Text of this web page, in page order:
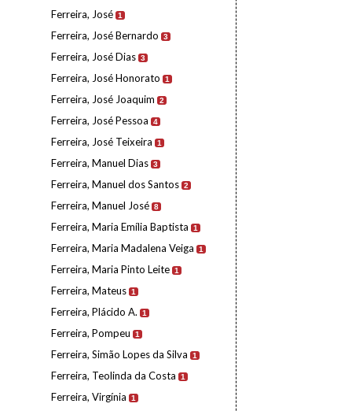
Ferreira, José 1
Ferreira, José Bernardo 3
Ferreira, José Dias 3
Ferreira, José Honorato 1
Ferreira, José Joaquim 2
Ferreira, José Pessoa 4
Ferreira, José Teixeira 1
Ferreira, Manuel Dias 3
Ferreira, Manuel dos Santos 2
Ferreira, Manuel José 8
Ferreira, Maria Emília Baptista 1
Ferreira, Maria Madalena Veiga 1
Ferreira, Maria Pinto Leite 1
Ferreira, Mateus 1
Ferreira, Plácido A. 1
Ferreira, Pompeu 1
Ferreira, Simão Lopes da Silva 1
Ferreira, Teolinda da Costa 1
Ferreira, Virgínia 1